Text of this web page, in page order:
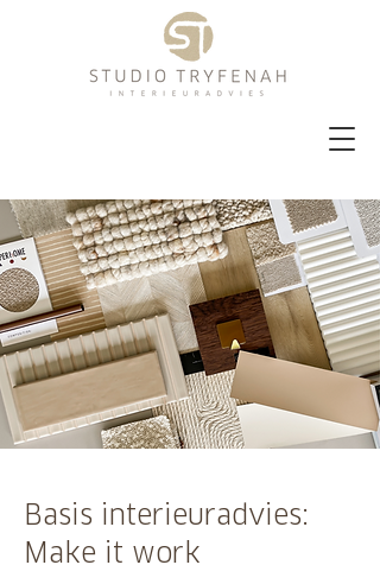
Basis interieuradvies:
Make it work